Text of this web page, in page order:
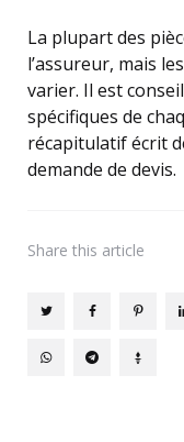
La plupart des
l’assureur, mais
varier. Il est
spécifiques de
récapitulatif écrit
demande de devis.
Share this article